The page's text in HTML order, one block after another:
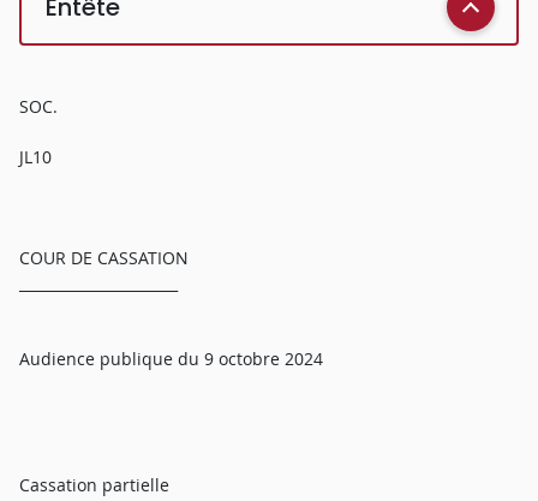
Entête
SOC.
JL10
COUR DE CASSATION
Audience publique du 9 octobre 2024
Cassation partielle